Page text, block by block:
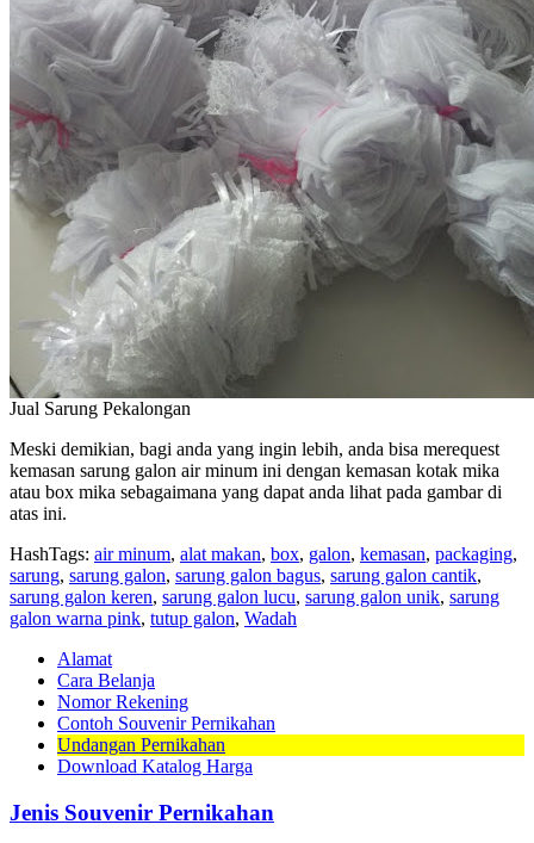
Jual Sarung Pekalongan
Meski demikian, bagi anda yang ingin lebih, anda bisa merequest
kemasan sarung galon air minum ini dengan kemasan kotak mika
atau box mika sebagaimana yang dapat anda lihat pada gambar di
atas ini.
HashTags: air minum, alat makan, box, galon, kemasan, packaging,
sarung, sarung galon, sarung galon bagus, sarung galon cantik,
sarung galon keren, sarung galon lucu, sarung galon unik, sarung
galon warna pink, tutup galon, Wadah
Alamat
Cara Belanja
Nomor Rekening
Contoh Souvenir Pernikahan
Undangan Pernikahan
Download Katalog Harga
Jenis Souvenir Pernikahan